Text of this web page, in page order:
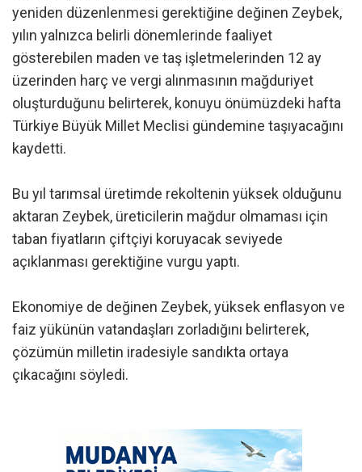
yeniden düzenlenmesi gerektiğine değinen Zeybek,
yılın yalnızca belirli dönemlerinde faaliyet
gösterebilen maden ve taş işletmelerinden 12 ay
üzerinden harç ve vergi alınmasının mağduriyet
oluşturduğunu belirterek, konuyu önümüzdeki hafta
Türkiye Büyük Millet Meclisi gündemine taşıyacağını
kaydetti.
Bu yıl tarımsal üretimde rekoltenin yüksek olduğunu
aktaran Zeybek, üreticilerin mağdur olmaması için
taban fiyatların çiftçiyi koruyacak seviyede
açıklanması gerektiğine vurgu yaptı.
Ekonomiye de değinen Zeybek, yüksek enflasyon ve
faiz yükünün vatandaşları zorladığını belirterek,
çözümün milletin iradesiyle sandıkta ortaya
çıkacağını söyledi.